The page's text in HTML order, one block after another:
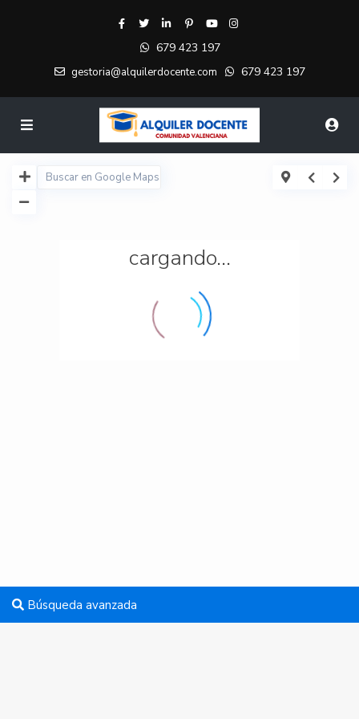
679 423 197
gestoria@alquilerdocente.com 679 423 197
cargando...
Búsqueda avanzada